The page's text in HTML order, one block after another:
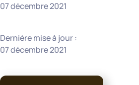
07 décembre 2021
Dernière mise à jour :
07 décembre 2021